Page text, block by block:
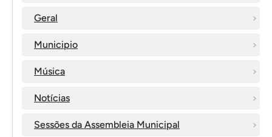
Geral
Municipio
Música
Notícias
Sessões da Assembleia Municipal